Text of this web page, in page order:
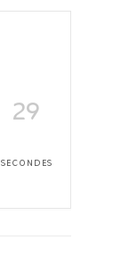
29
SECONDES